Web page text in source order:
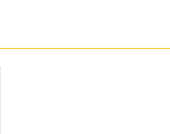
版後置 5,000 萬畫素廣角鏡頭＋
螢幕搭載 1,000 萬畫素鏡頭，內螢
定，拍攝更加方便。